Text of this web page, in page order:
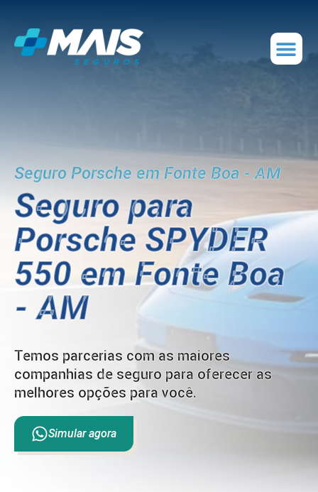
Seguro Porsche em Fonte Boa - AM
Seguro para
Porsche SPYDER
550 em Fonte Boa
- AM
Temos parcerias com as maiores
companhias de seguro para oferecer as
melhores opções para você.
Simular agora